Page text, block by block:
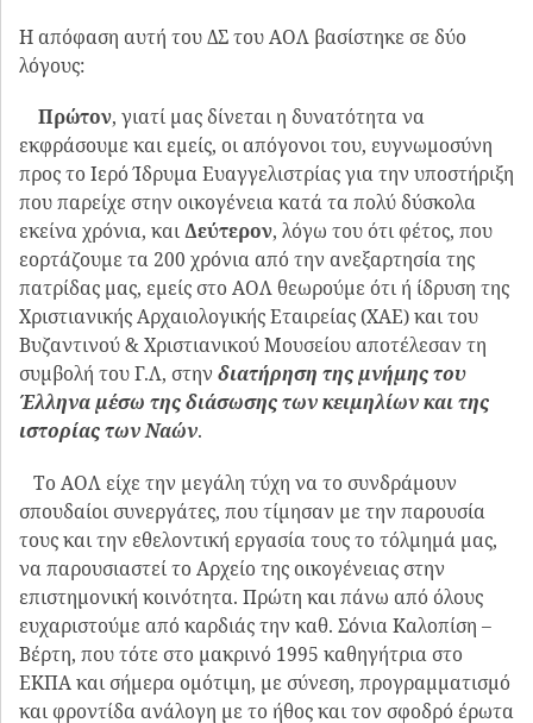
Η απόφαση αυτή του ΔΣ του ΑΟΛ βασίστηκε σε δύο
λόγους:
Πρώτον, γιατί μας δίνεται η δυνατότητα να
εκφράσουμε και εμείς, οι απόγονοι του, ευγνωμοσύνη
προς το Ιερό Ίδρυμα Ευαγγελιστρίας για την υποστήριξη
που παρείχε στην οικογένεια κατά τα πολύ δύσκολα
εκείνα χρόνια, καιΔεύτερον, λόγω του ότι φέτος, που
εορτάζουμε τα 200 χρόνια από την ανεξαρτησία της
πατρίδας μας, εμείς στο ΑΟΛ θεωρούμε ότι ή ίδρυση της
Χριστιανικής Αρχαιολογικής Εταιρείας (ΧΑΕ) και του
Βυζαντινού & Χριστιανικού Μουσείου αποτέλεσαν τη
συμβολή του Γ.Λ, στην διατήρηση της μνήμης του
Έλληνα μέσω της διάσωσης των κειμηλίων και της
ιστορίας των Ναών.
Το ΑΟΛ είχε την μεγάλη τύχη να το συνδράμουν
σπουδαίοι συνεργάτες, που τίμησαν με την παρουσία
τους και την εθελοντική εργασία τους το τόλμημά μας,
να παρουσιαστεί το Αρχείο της οικογένειας στην
επιστημονική κοινότητα. Πρώτη και πάνω από όλους
ευχαριστούμε από καρδιάς την καθ. Σόνια Καλοπίση –
Βέρτη, που τότε στο μακρινό 1995 καθηγήτρια στο
ΕΚΠΑ και σήμερα ομότιμη, με σύνεση, προγραμματισμό
και φροντίδα ανάλογη με το ήθος και τον σφοδρό έρωτα